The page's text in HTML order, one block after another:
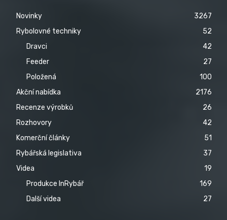
Novinky
3267
Rybolovné techniky
52
Dravci
42
Feeder
27
Položená
100
Akční nabídka
2176
Recenze výrobků
26
Rozhovory
42
Komerční články
51
Rybářská legislativa
37
Videa
19
Produkce InRybář
169
Další videa
27